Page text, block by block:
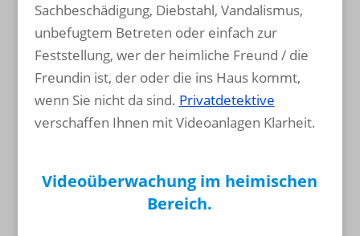
Sachbeschädigung, Diebstahl, Vandalismus,
unbefugtem Betreten oder einfach zur
Feststellung, wer der heimliche Freund / die
Freundin ist, der oder die ins Haus kommt,
wenn Sie nicht da sind. Privatdetektive
verschaffen Ihnen mit Videoanlagen Klarheit.
Videoüberwachung im heimischen
Bereich.